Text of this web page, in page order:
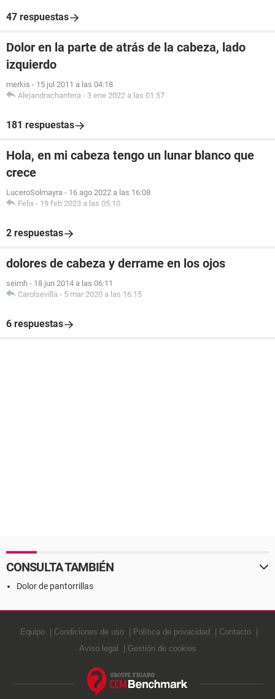
47 respuestas
Dolor en la parte de atrás de la cabeza, lado
izquierdo
merkis - 15 jul 2011 a las 04:18
Alejandrachantera - 3 ene 2022 a las 01:57
181 respuestas
Hola, en mi cabeza tengo un lunar blanco que
crece
LuceroSolmayra - 16 ago 2022 a las 16:08
Felix - 19 feb 2023 a las 05:10
2 respuestas
dolores de cabeza y derrame en los ojos
seimh - 18 jun 2014 a las 06:11
Carolsevilla - 5 mar 2020 a las 16:15
6 respuestas
CONSULTA TAMBIÉN
Dolor de pantorrillas
Equipo Condiciones de uso Política de privacidad
Contacto
Aviso legal
Gestión de cookies